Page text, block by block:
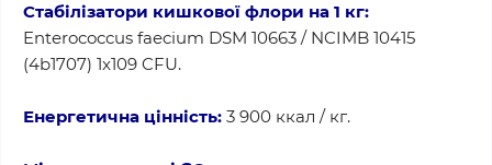
Стабілізатори кишкової флори на 1 кг:
Enterococcus faecium DSM 10663 / NCIMB 10415
(4b1707) 1x109 CFU.
Енергетична цінність: 3 900 ккал / кг.